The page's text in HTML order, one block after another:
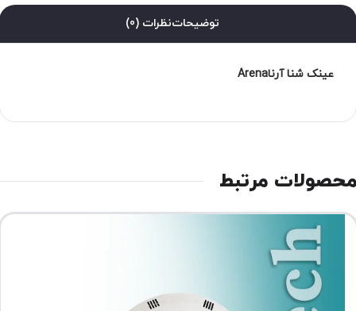
توضیحاتنظرات (0)
عینک شنا آرناArena
مرتبط